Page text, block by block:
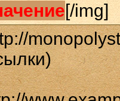
[/img]